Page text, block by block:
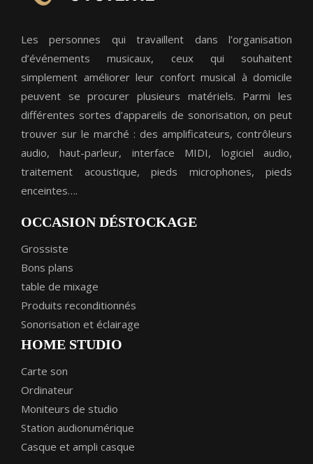
Les personnes qui travaillent dans l’organisation
d’événements musicaux, ceux qui souhaitent
simplement améliorer leur confort musical à domicile
peuvent se procurer plusieurs matériels. Parmi les
différentes sortes d’appareils de sonorisation, on peut
trouver sur le marché : des amplificateurs, contrôleurs
audio, haut-parleur, interface MIDI, logiciel audio,
traitement acoustique, pieds microphones, pieds
enceintes….
OCCASION DÉSTOCKAGE
Grossiste
Bons plans
table de mixage
Produits reconditionnés
Sonorisation et éclairage
HOME STUDIO
Carte son
Ordinateur
Moniteurs de studio
Station audionumérique
Casque et ampli casque